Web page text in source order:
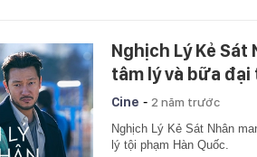
Nghịch Lý Kẻ Sát
tâm lý và bữa
Cine - 2 năm trước
Nghịch Lý Kẻ Sát Nhân
lý tội phạm Hàn Quốc.